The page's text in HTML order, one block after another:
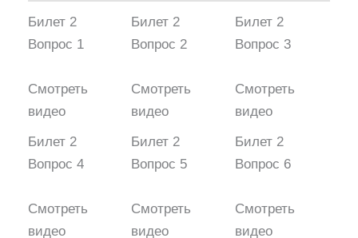
Билет 2
Вопрос 1
Смотреть
видео
Билет 2
Вопрос 2
Смотреть
видео
Билет 2
Вопрос 3
Смотреть
видео
Билет 2
Вопрос 4
Смотреть
видео
Билет 2
Вопрос 5
Смотреть
видео
Билет 2
Вопрос 6
Смотреть
видео